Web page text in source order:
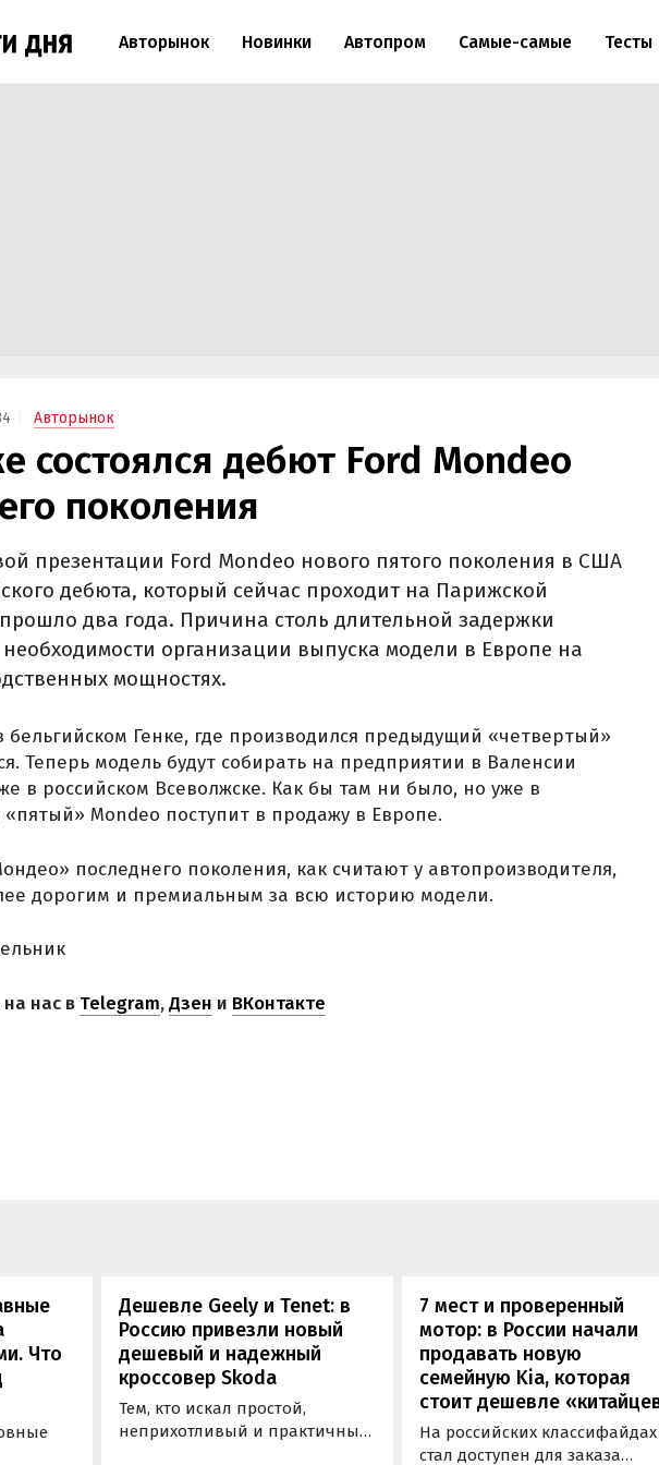
Авторынок Новинки Автопром Самые-самые Тесты
Авторынок
состоялся дебют Ford Mondeo
поколения
презентации Ford Mondeo нового пятого поколения в США
дебюта, который сейчас проходит на Парижской
два года. Причина столь длительной задержки
организации выпуска модели в Европе на
мощностях.
бельгийском Генке, где производился предыдущий «четвертый»
Теперь модель будут собирать на предприятии в Валенсии
в российском Всеволжске. Как бы там ни было, но уже в
Mondeo поступит в продажу в Европе.
последнего поколения, как считают у автопроизводителя,
дорогим и премиальным за всю историю модели.
нас в Telegram,Дзен и ВКонтакте
Что
Дешевле Geely и Tenet: в
Россию привезли новый
дешевый и надежный
кроссовер Skoda
Тем, кто искал простой,
неприхотливый и практичный
7 мест и проверенный
мотор: в России начали
продавать новую
семейную Kia, которая
стоит дешевле
На российских классифайдах
стал доступен для заказа